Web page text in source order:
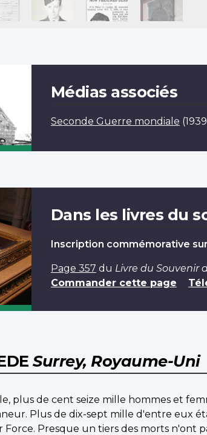
Médias associés
Seconde Guerre mondiale
Dans les livres du
Inscription commémorative
Page 357 du Livre du Souvenir
Commander cette page
Surrey, Royaume-Uni
plus de cent seize mille hommes et
Plus de dix-sept mille d'entre eux
Force. Presque un tiers des morts